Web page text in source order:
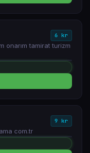
6 kr
onarım tamirat turizm
9 kr
com.tr